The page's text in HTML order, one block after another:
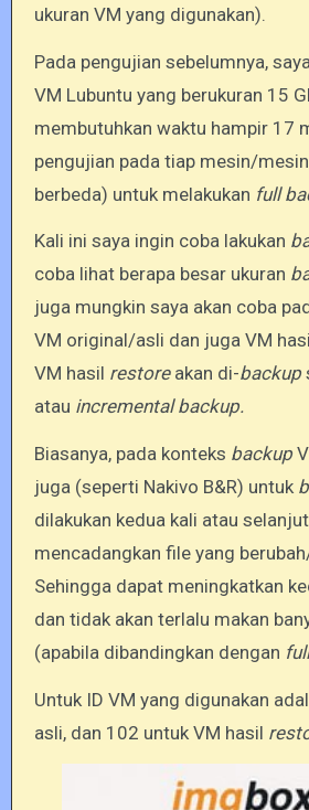
ukuran VM yang digunakan).
Pada pengujian sebelumnya,
VM Lubuntu yang berukuran 15
membutuhkan waktu hampir 17
pengujian pada tiap mesin/
berbeda) untuk melakukan full
Kali ini saya ingin coba lakukan
coba lihat berapa besar ukuran
juga mungkin saya akan coba
VM original/asli dan juga VM
VM hasil restore akan di-backup
atau incremental backup.
Biasanya, pada konteks backup
juga (seperti Nakivo B&R) untuk
dilakukan kedua kali atau
mencadangkan file yang
Sehingga dapat meningkatkan
dan tidak akan terlalu makan
(apabila dibandingkan dengan
Untuk ID VM yang digunakan
asli, dan 102 untuk VM hasil